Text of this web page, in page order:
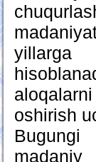
yillarga
oshirish